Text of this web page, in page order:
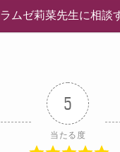
ラムゼ莉菜先生に相談
5
当たる度